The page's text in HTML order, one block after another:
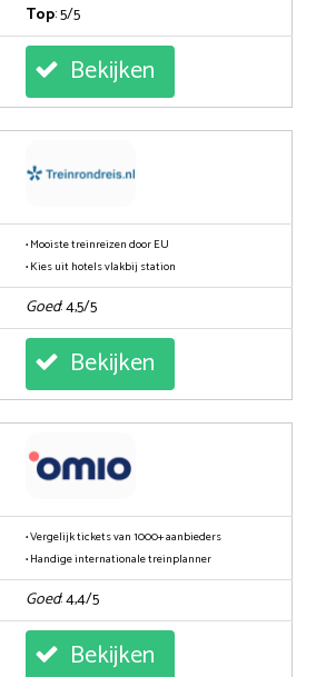
Top: 5/5
Bekijken
• Mooiste treinreizen door EU
• Kies uit hotels vlakbij station
Goed: 4,5/5
Bekijken
• Vergelijk tickets van 1000+ aanbieders
• Handige internationale treinplanner
Goed: 4,4/5
Bekijken